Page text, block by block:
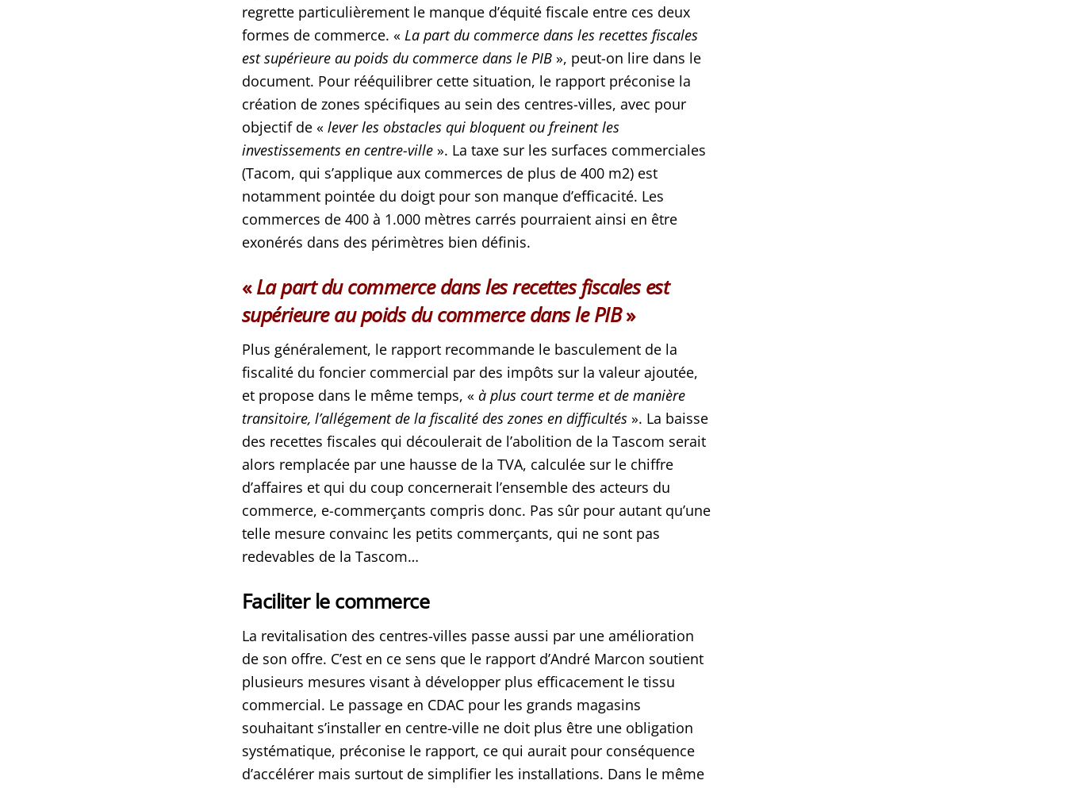
regrette particulièrement le manque d’équité fiscale entre ces deux
formes de commerce. « La part du commerce dans les recettes fiscales
est supérieure au poids du commerce dans le PIB», peut-on lire dans le
document. Pour rééquilibrer cette situation, le rapport préconise la
création de zones spécifiques au sein des centres-villes, avec pour
objectif de « lever les obstacles qui bloquent ou freinent les
investissements en centre-ville». La taxe sur les surfaces commerciales
(Tacom, qui s’applique aux commerces de plus de 400 m2) est
notamment pointée du doigt pour son manque d’efficacité. Les
commerces de 400 à 1.000 mètres carrés pourraient ainsi en être
exonérés dans des périmètres bien définis.
«La part du commerce dans les recettes fiscales est
supérieure au poids du commerce dans le PIB»
Plus généralement, le rapport recommande le basculement de la
fiscalité du foncier commercial par des impôts sur la valeur ajoutée,
et propose dans le même temps, « à plus court terme et de manière
transitoire, l’allégement de la fiscalité des zones en difficultés». La baisse
des recettes fiscales qui découlerait de l’abolition de la Tascom serait
alors remplacée par une hausse de la TVA, calculée sur le chiffre
d’affaires et qui du coup concernerait l’ensemble des acteurs du
commerce, e-commerçants compris donc. Pas sûr pour autant qu’une
telle mesure convainc les petits commerçants, qui ne sont pas
redevables de la Tascom…
Faciliter le commerce
La revitalisation des centres-villes passe aussi par une amélioration
de son offre. C’est en ce sens que le rapport d’André Marcon soutient
plusieurs mesures visant à développer plus efficacement le tissu
commercial. Le passage en CDAC pour les grands magasins
souhaitant s’installer en centre-ville ne doit plus être une obligation
systématique, préconise le rapport, ce qui aurait pour conséquence
d’accélérer mais surtout de simplifier les installations. Dans le même